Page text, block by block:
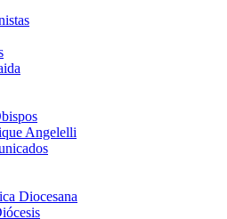
Angelelli
Diocesana